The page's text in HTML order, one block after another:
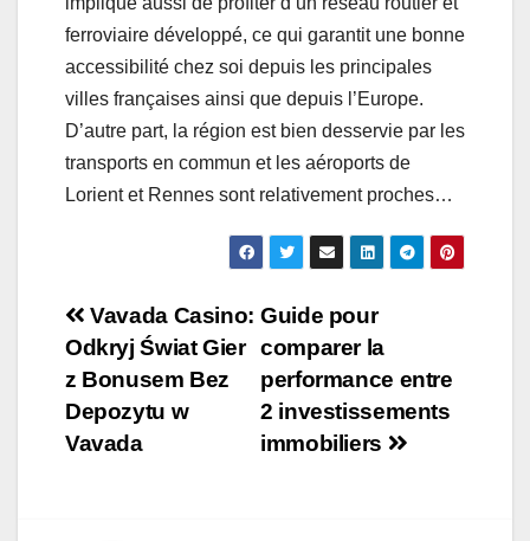
ferroviaire développé, ce qui garantit une bonne
accessibilité chez soi depuis les principales
villes françaises ainsi que depuis l’Europe.
D’autre part, la région est bien desservie par les
transports en commun et les aéroports de
Lorient et Rennes sont relativement proches…
Navigation
de
l’article
Guide pour
comparer la
performance entre
2 investissements
immobiliers
Vavada Casino:
Odkryj Świat Gier
z Bonusem Bez
Depozytu w
Vavada